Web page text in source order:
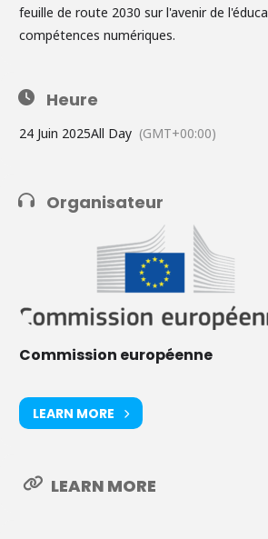
feuille de route 2030 sur l'avenir de
compétences numériques.
Heure
24 Juin 2025All Day (GMT+00:00)
Organisateur
Commission européenne
LEARN MORE
LEARN MORE